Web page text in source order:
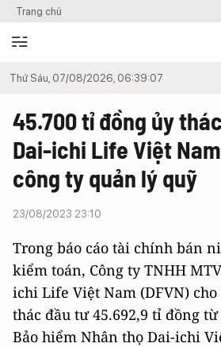
Trang chủ
Thứ Sáu, 07/08/2026, 06:39:07
45.700 tỉ đồng ủy
Dai-ichi Life Việt
công ty quản lý quỹ
23/08/2023 23:10
Trong báo cáo tài chính bán
kiểm toán, Công ty TNHH
ichi Life Việt Nam (DFVN)
thác đầu tư 45.692,9 tỉ đồng từ
Bảo hiểm Nhân thọ Dai-ichi